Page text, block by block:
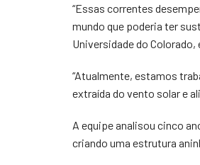
“Essas correntes
mundo que poderia ter
Universidade do Colorado,
“Atualmente, estamos
extraída do vento solar e
A equipe analisou cinco
criando uma estrutura